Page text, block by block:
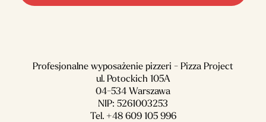
Profesjonalne wyposażenie pizzeri - Pizza Project
ul. Potockich 105A
04-534 Warszawa
NIP: 5261003253
Tel. +48 609 105 996